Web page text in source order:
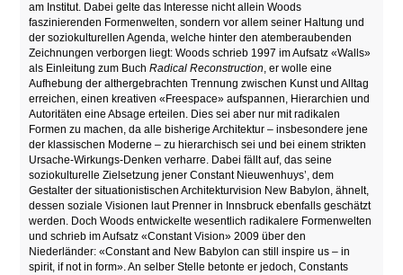
am Institut. Dabei gelte das Interesse nicht allein Woods
faszinierenden Formenwelten, sondern vor allem seiner Haltung und
der soziokulturellen Agenda, welche hinter den atemberaubenden
Zeichnungen verborgen liegt: Woods schrieb 1997 im Aufsatz «Walls»
als Einleitung zum BuchRadical Reconstruction, er wolle eine
Aufhebung der althergebrachten Trennung zwischen Kunst und Alltag
erreichen, einen kreativen «Freespace» aufspannen, Hierarchien und
Autoritäten eine Absage erteilen. Dies sei aber nur mit radikalen
Formen zu machen, da alle bisherige Architektur – insbesondere jene
der klassischen Moderne – zu hierarchisch sei und bei einem strikten
Ursache-Wirkungs-Denken verharre. Dabei fällt auf, das seine
soziokulturelle Zielsetzung jener Constant Nieuwenhuys’, dem
Gestalter der situationistischen Architekturvision New Babylon, ähnelt,
dessen soziale Visionen laut Prenner in Innsbruck ebenfalls geschätzt
werden. Doch Woods entwickelte wesentlich radikalere Formenwelten
und schrieb im Aufsatz «Constant Vision» 2009 über den
Niederländer: «Constant and New Babylon can still inspire us – in
spirit, if not in form». An selber Stelle betonte er jedoch, Constants